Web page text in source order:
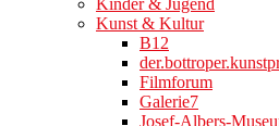
Kinder & Jugend
Kunst & Kultur
B12
Filmforum
Galerie7
Josef-Albers-